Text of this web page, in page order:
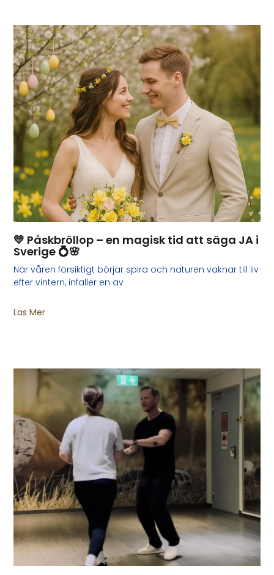
💛 Påskbröllop – en magisk tid att säga JA i
Sverige 💍🌸
När våren försiktigt börjar spira och naturen vaknar till liv
efter vintern, infaller en av
Läs Mer